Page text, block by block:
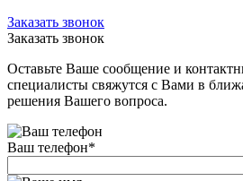
Заказать звонок
Заказать звонок
Оставьте Ваше сообщение и
специалисты свяжутся с Вами в
решения Вашего вопроса.
Ваш телефон*